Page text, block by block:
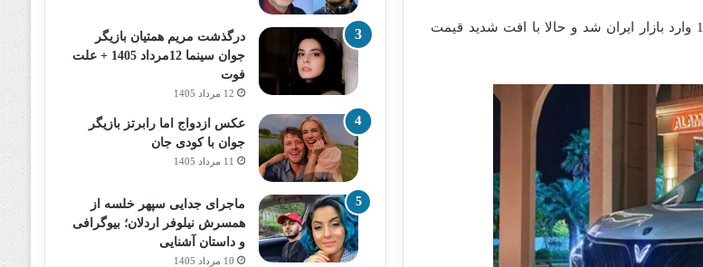
سوبا M4 یکی از محصولات جدید شرکت فردا موتورز است که طی سال 1402 وارد بازار ایران شد و حالا با افت شدید قیمت
درگذشت مریم همتیان بازیگر
جوان سینما 12مرداد 1405 + علت
فوت
12 مرداد 1405
عکس ازدواج اما رابرتز بازیگر
جوان با کودی جان
11 مرداد 1405
ماجرای جدایی سپهر خلسه از
همسرش نیلوفر اردلان؛ بیوگرافی
و داستان آشنایی
10 مرداد 1405